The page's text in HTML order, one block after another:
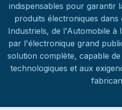
indispensables pour garantir
produits électroniques
Industriels, de l'Automobile à
par l'électronique grand
solution complète, capable
technologiques et aux